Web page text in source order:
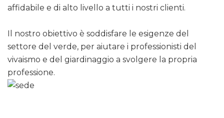
affidabile e di alto livello a tutti i nostri clienti.
Il nostro obiettivo è soddisfare le esigenze del
settore del verde, per aiutare i professionisti del
vivaismo e del giardinaggio a svolgere la propria
professione.